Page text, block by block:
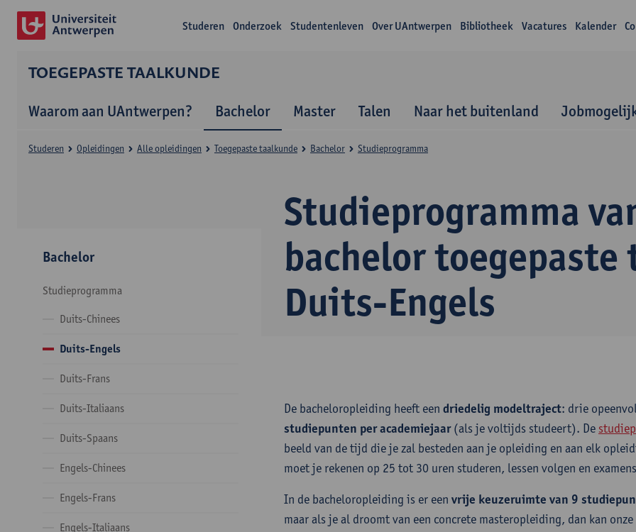
Studeren Onderzoek Studentenleven Over UAntwerpen Bibliotheek Vacatures Kalender
TOEGEPASTE TAALKUNDE
Waarom aan UAntwerpen? Bachelor Master Talen Naar het buitenland
Studieprogramma
bachelor
Duits-Engels
Studeren Opleidingen Alle opleidingen Toegepaste taalkunde Bachelor Studieprogramma
Bachelor
Studieprogramma
Duits-Chinees
Duits-Engels
Duits-Frans
Duits-Italiaans
Duits-Spaans
Engels-Chinees
Engels-Frans
Engels-Italiaans
De bacheloropleiding heeft een driedelig modeltraject: drie
studiepunten per academiejaar(als je voltijds studeert). De
beeld van de tijd die je zal besteden aan je opleiding en aan elk
moet je rekenen op 25 tot 30 uren studeren, lessen volgen en
In de bacheloropleiding is er een vrije keuzeruimte van 9
maar als je al droomt van een concrete masteropleiding, dan kan onze